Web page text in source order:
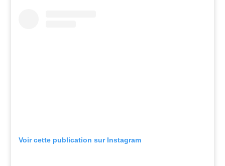
Voir cette publication sur Instagram